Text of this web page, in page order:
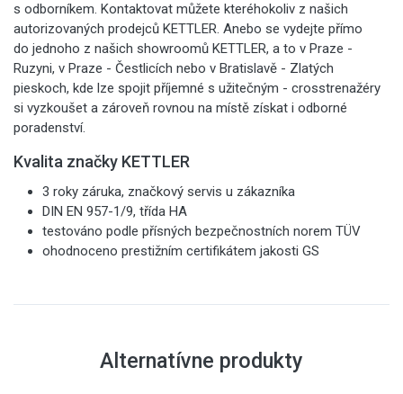
s odborníkem. Kontaktovat můžete kteréhokoliv z našich
autorizovaných prodejců KETTLER. Anebo se vydejte přímo
do jednoho z našich showroomů KETTLER, a to v Praze -
Ruzyni, v Praze - Čestlicích nebo v Bratislavě - Zlatých
pieskoch, kde lze spojit příjemné s užitečným - crosstrenažéry
si vyzkoušet a zároveň rovnou na místě získat i odborné
poradenství.
Kvalita značky KETTLER
3 roky záruka, značkový servis u zákazníka
DIN EN 957-1/9, třída HA
testováno podle přísných bezpečnostních norem TÜV
ohodnoceno prestižním certifikátem jakosti GS
Alternatívne produkty